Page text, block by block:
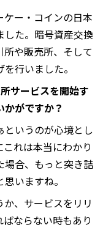
ー・コインの日本
た。暗号資産交換
や販売所、そして
行いました。
サービスを開始す
がですか？
というのが心境とし
れは本当にわかり
場合、もっと突き詰
いますね。
、サービスをリリ
ならない時もあり